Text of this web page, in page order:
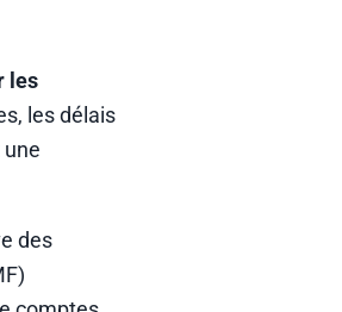
les
les délais
des